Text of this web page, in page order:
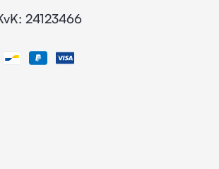
24123466